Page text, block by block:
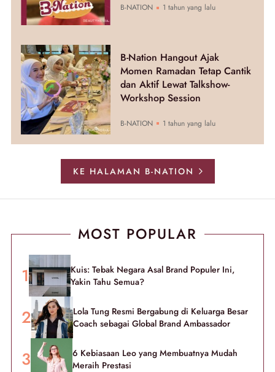
B-NATION 1 tahun yang lalu
B-Nation Hangout Ajak
Momen Ramadan Tetap Cantik
dan Aktif Lewat Talkshow-
Workshop Session
B-NATION 1 tahun yang lalu
KE HALAMAN B-NATION
MOST POPULAR
Kuis: Tebak Negara Asal Brand Populer Ini,
Yakin Tahu Semua?
Lola Tung Resmi Bergabung di Keluarga Besar
Coach sebagai Global Brand Ambassador
6 Kebiasaan Leo yang Membuatnya Mudah
Meraih Prestasi